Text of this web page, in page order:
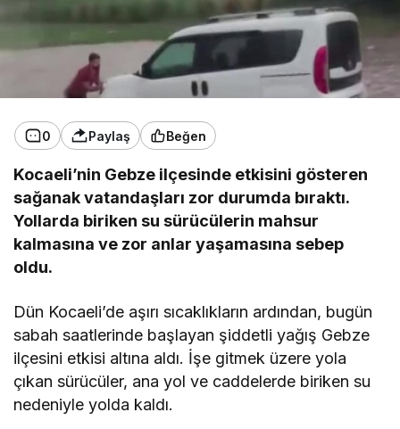
0 Paylaş Beğen
Kocaeli’nin Gebze ilçesinde etkisini gösteren
sağanak vatandaşları zor durumda bıraktı.
Yollarda biriken su sürücülerin mahsur
kalmasına ve zor anlar yaşamasına sebep
oldu.
Dün Kocaeli’de aşırı sıcaklıkların ardından, bugün
sabah saatlerinde başlayan şiddetli yağış Gebze
ilçesini etkisi altına aldı. İşe gitmek üzere yola
çıkan sürücüler, ana yol ve caddelerde biriken su
nedeniyle yolda kaldı.